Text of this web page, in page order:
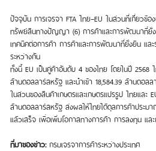
ปัจจุบัน การเจรจา FTA ไทย–EU ในส่วนที่เกี่ยวข้
ทรัพย์สินทางปัญญา (6) การค้าและการพัฒนาที่ยั่ง
เทคนิคต่อการค้า การค้าและการพัฒนาที่ยั่งยืน แล
ระหว่างกัน
ทั้งนี้ EU เป็นคู่ค้าอันดับ 4 ของไทย โดยในปี 2568
ล้านดอลลาร์สหรัฐ และนำเข้า 18,584.39 ล้านดอล
ในส่วนของสินค้าเกษตรและเกษตรแปรรูป ไทยแล
ล้านดอลลาร์สหรัฐ ส่งผลให้ไทยได้ดุลการค้าประ
แล้วเสร็จ เพื่อเพิ่มโอกาสทางการค้า การลงทุน และ
ที่มาของข่าว: กรมเจรจาการค้าระหว่างประเทศ